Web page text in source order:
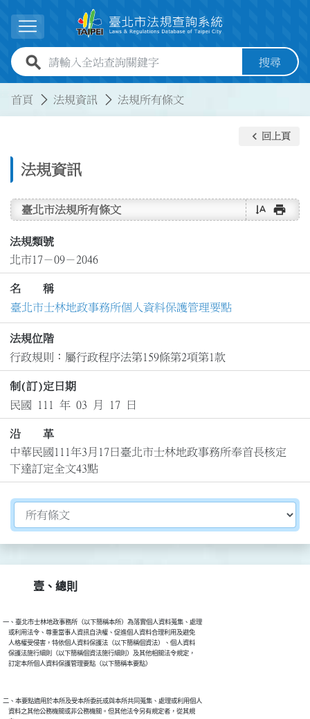
展開選單
全站查詢關鍵字欄位 搜尋
首頁 法規資訊 法規所有條文
法規資訊
keyboard_arrow_left 回上頁
臺北市法規所有條文 text_rotate_vertical print
法規類號
北市17－09－2046
名 稱
臺北市士林地政事務所個人資料保護管理要點
法規位階
行政規則：屬行政程序法第159條第2項第1款
制(訂)定日期
民國 111 年 03 月 17 日
沿 革
中華民國111年3月17日臺北市士林地政事務所奉首長核定
下達訂定全文43點
切換選擇法規資訊內容
壹、總則
一、臺北市士林地政事務所（以下簡稱本所）為落實個人資料蒐集、處理
    或利用法令、尊重當事人資訊自決權、促進個人資料合理利用及避免
    人格權受侵害，特依個人資料保護法（以下簡稱個資法）、個人資料
    保護法施行細則（以下簡稱個資法施行細則）及其他相關法令規定，
二、本要點適用於本所及受本所委託或與本所共同蒐集、處理或利用個人
    資料之其他公務機關或非公務機關。但其他法令另有規定者，從其規